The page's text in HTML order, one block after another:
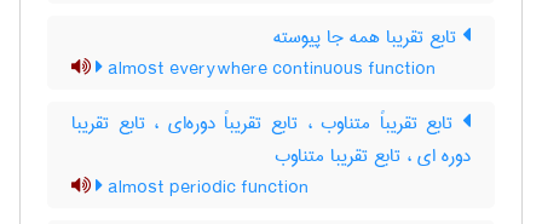
تابع تقریبا همه جا پیوسته
almost everywhere continuous function
تابع تقریباً متناوب ، تابع تقریباً دوره‌ای ، تابع تقریبا
دوره ای ، تابع تقریبا متناوب
almost periodic function